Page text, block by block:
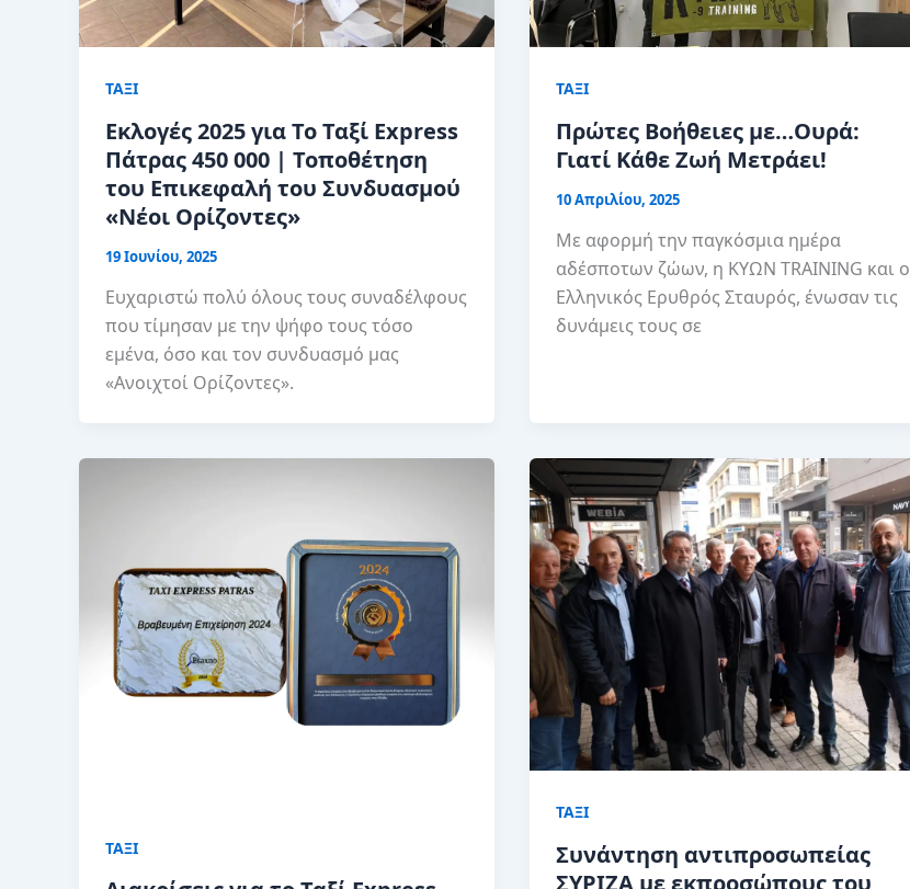
ΤΑΞΙ
Εκλογές 2025 για Το Ταξί Express
Πάτρας 450 000 | Τοποθέτηση
του Επικεφαλή του Συνδυασμού
«Νέοι Ορίζοντες»
19 Ιουνίου, 2025
Ευχαριστώ πολύ όλους τους συναδέλφους
που τίμησαν με την ψήφο τους τόσο
εμένα, όσο και τον συνδυασμό μας
«Ανοιχτοί Ορίζοντες».
ΤΑΞΙ
Πρώτες Βοήθειες με…Ουρά:
Γιατί Κάθε Ζωή Μετράει!
10 Απριλίου, 2025
Με αφορμή την παγκόσμια ημέρα
αδέσποτων ζώων, η ΚΥΩΝ TRAINING και ο
Ελληνικός Ερυθρός Σταυρός, ένωσαν τις
δυνάμεις τους σε
ΤΑΞΙ
ΤΑΞΙ
Συνάντηση αντιπροσωπείας
ΣΥΡΙΖΑ με εκπροσώπους του